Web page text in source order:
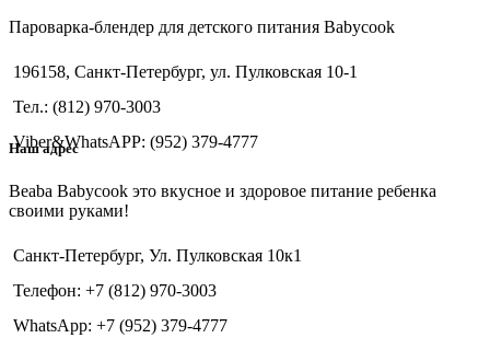
Пароварка-блендер для детского питания Babycook
196158, Санкт-Петербург, ул. Пулковская 10-1
Тел.: (812) 970-3003
Viber&WhatsAPP: (952) 379-4777
Наш адрес
Beaba Babycook это вкусное и здоровое питание ребенка
своими руками!
Санкт-Петербург, Ул. Пулковская 10к1
Телефон: +7 (812) 970-3003
WhatsApp: +7 (952) 379-4777